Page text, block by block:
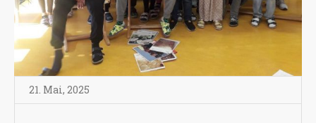
21. Mai, 2025